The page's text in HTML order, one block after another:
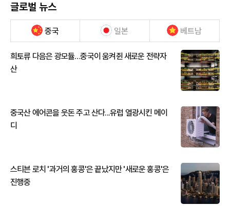
글로벌 뉴스
중국 일본 베트남
희토류 다음은 광모듈…중국이 움켜쥔 새로운 전략자
산
중국산 에어콘을 웃돈 주고 산다...유럽 열광시킨 메이
디
스티븐 로치 '과거의 홍콩'은 끝났지만 '새로운 홍콩'은
진행중